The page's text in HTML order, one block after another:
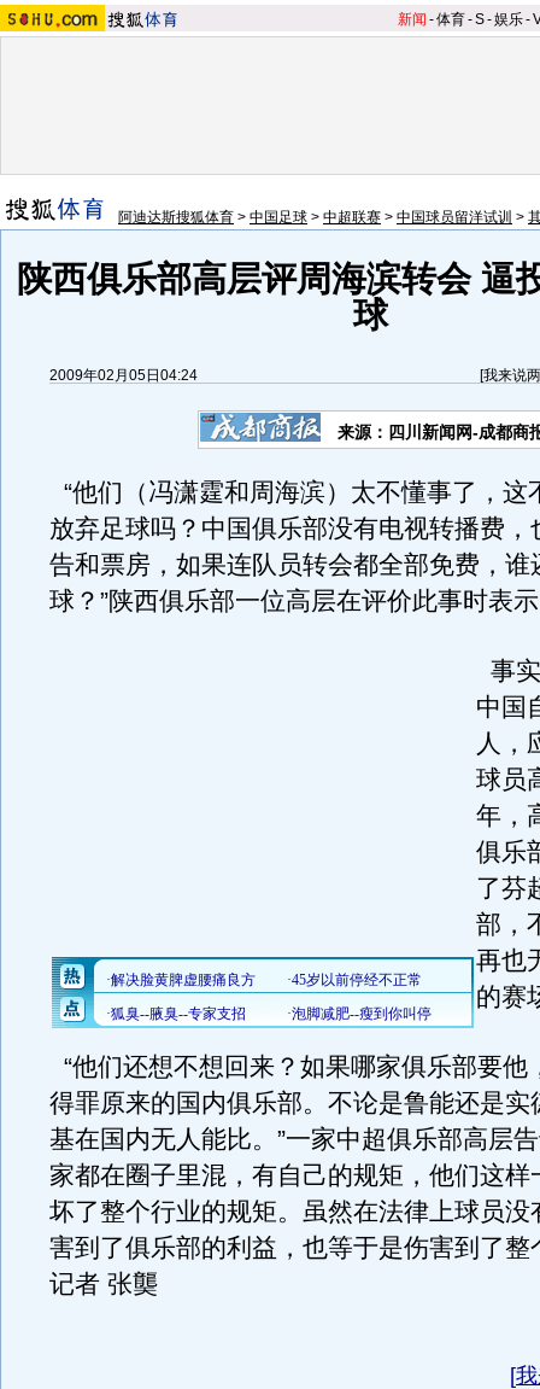
新闻 -体育-S-娱乐-
阿迪达斯搜狐体育 > 中国足球 > 中超联赛 > 中国球员留洋试训 >
陕西俱乐部高层评周海滨转会 逼
球
2009年02月05日04:24 [我来说
来源：四川新闻网-成都商
“他们（冯潇霆和周海滨）太不懂事了，这
放弃足球吗？中国俱乐部没有电视转播费，
告和票房，如果连队员转会都全部免费，谁
球？”陕西俱乐部一位高层在评价此事时表
事
中国
人，
球员
年，
俱乐
了芬
部，
再也
的赛
“他们还想不想回来？如果哪家俱乐部要他
得罪原来的国内俱乐部。不论是鲁能还是实
基在国内无人能比。”一家中超俱乐部高层
家都在圈子里混，有自己的规矩，他们这样
坏了整个行业的规矩。虽然在法律上球员没
害到了俱乐部的利益，也等于是伤害到了整
记者 张龑
[